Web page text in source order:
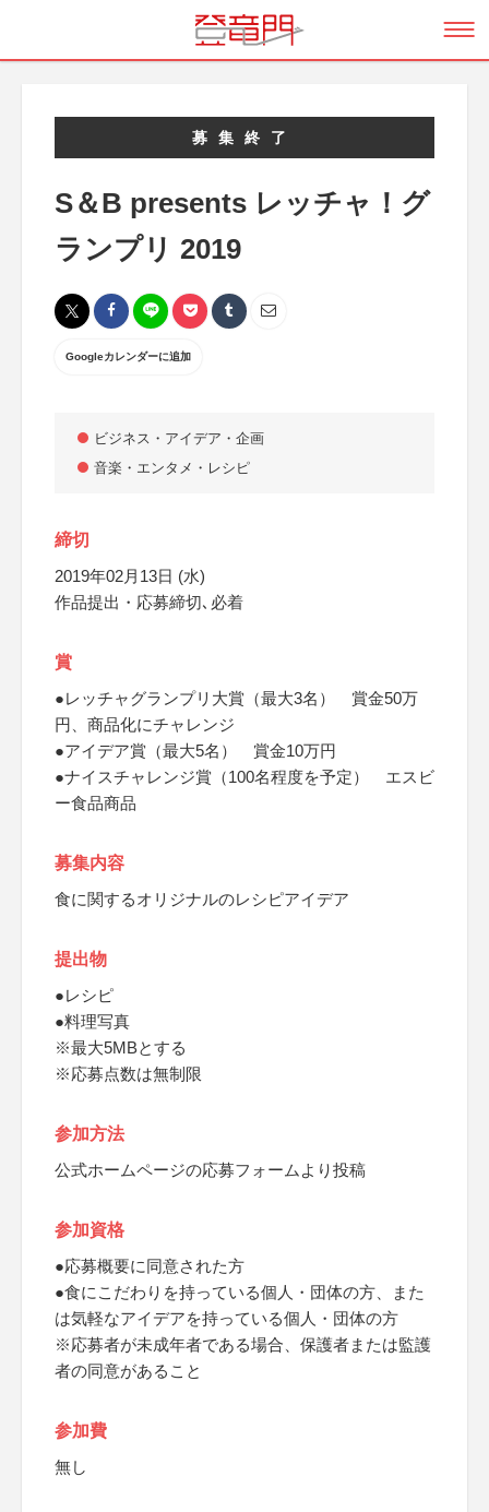
募集終了
S＆B presents レッチャ！グ
ランプリ 2019
Googleカレンダーに追加
ビジネス・アイデア・企画
音楽・エンタメ・レシピ
締切
2019年02月13日 (水)
作品提出・応募締切､必着
賞
●レッチャグランプリ大賞（最大3名） 賞金50万
円、商品化にチャレンジ
●アイデア賞（最大5名） 賞金10万円
●ナイスチャレンジ賞（100名程度を予定） エスビ
ー食品商品
募集内容
食に関するオリジナルのレシピアイデア
提出物
●レシピ
●料理写真
※最大5MBとする
※応募点数は無制限
参加方法
公式ホームページの応募フォームより投稿
参加資格
●応募概要に同意された方
●食にこだわりを持っている個人・団体の方、また
は気軽なアイデアを持っている個人・団体の方
※応募者が未成年者である場合、保護者または監護
者の同意があること
参加費
無し